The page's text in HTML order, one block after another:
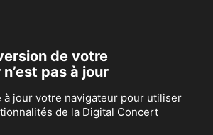
de votre
pas à jour
à jour votre navigateur pour utiliser
de la Digital Concert